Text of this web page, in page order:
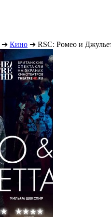
➔ Кино ➔ RSC: Ромео и